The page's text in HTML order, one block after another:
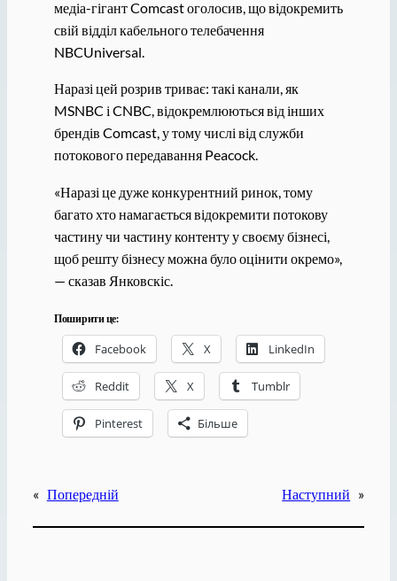
медіа-гігант Comcast оголосив, що відокремить
свій відділ кабельного телебачення
NBCUniversal.
Наразі цей розрив триває: такі канали, як
MSNBC і CNBC, відокремлюються від інших
брендів Comcast, у тому числі від служби
потокового передавання Peacock.
«Наразі це дуже конкурентний ринок, тому
багато хто намагається відокремити потокову
частину чи частину контенту у своєму бізнесі,
щоб решту бізнесу можна було оцінити окремо»,
— сказав Янковскіс.
Поширити це:
Facebook X LinkedIn
Reddit X Tumblr
Pinterest Більше
« Попередній Наступний »